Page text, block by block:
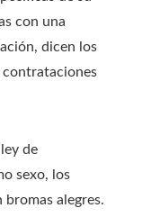
con una
dicen los
contrataciones
de
sexo, los
alegres.